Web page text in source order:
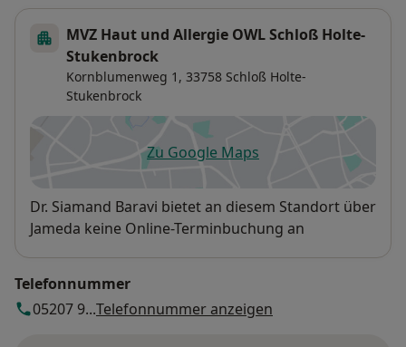
MVZ Haut und Allergie OWL Schloß Holte-
Stukenbrock
Kornblumenweg 1, 33758 Schloß Holte-
Stukenbrock
Zu Google Mapsöffnet in einer neuen
Verfügbarkeit
Dr. Siamand Baravi bietet an diesem Standort über
Jameda keine Online-Terminbuchung an
Telefonnummer
05207 9...Telefonnummer anzeigen